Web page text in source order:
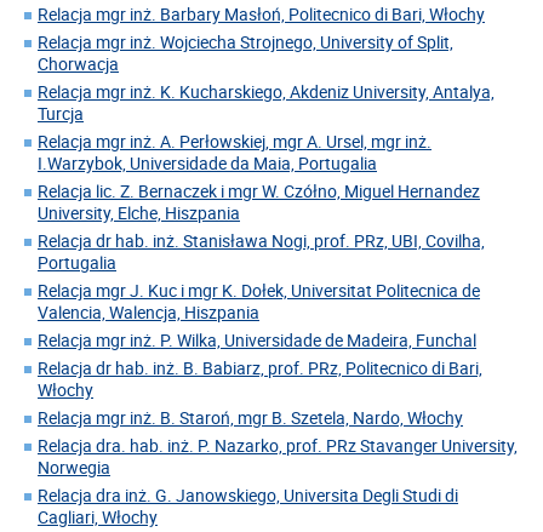
Relacja mgr inż. Barbary Masłoń, Politecnico di Bari, Włochy
Relacja mgr inż. Wojciecha Strojnego, University of Split,
Chorwacja
Relacja mgr inż. K. Kucharskiego, Akdeniz University, Antalya,
Turcja
Relacja mgr inż. A. Perłowskiej, mgr A. Ursel, mgr inż.
I.Warzybok, Universidade da Maia, Portugalia
Relacja lic. Z. Bernaczek i mgr W. Czółno, Miguel Hernandez
University, Elche, Hiszpania
Relacja dr hab. inż. Stanisława Nogi, prof. PRz, UBI, Covilha,
Portugalia
Relacja mgr J. Kuc i mgr K. Dołek, Universitat Politecnica de
Valencia, Walencja, Hiszpania
Relacja mgr inż. P. Wilka, Universidade de Madeira, Funchal
Relacja dr hab. inż. B. Babiarz, prof. PRz, Politecnico di Bari,
Włochy
Relacja mgr inż. B. Staroń, mgr B. Szetela, Nardo, Włochy
Relacja dra. hab. inż. P. Nazarko, prof. PRz Stavanger University,
Norwegia
Relacja dra inż. G. Janowskiego, Universita Degli Studi di
Cagliari, Włochy